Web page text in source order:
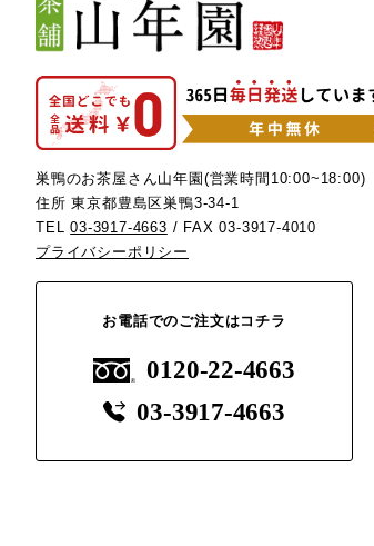
巣鴨のお茶屋さん山年園(営業時間10:00~18:00)
住所 東京都豊島区巣鴨3-34-1
TEL03-3917-4663 / FAX 03-3917-4010
プライバシーポリシー
お電話でのご注文はコチラ
0120-22-4663
03-3917-4663